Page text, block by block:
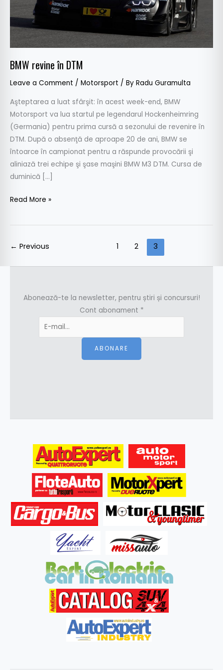
BMW revine în DTM
Leave a Comment / Motorsport / By Radu Guramulta
Aşteptarea a luat sfârşit: în acest week-end, BMW
Motorsport va lua startul pe legendarul Hockenheimring
(Germania) pentru prima cursă a sezonului de revenire în
DTM. După o absenţă de aproape 20 de ani, BMW se
întoarce în campionat pentru a răspunde provocării şi
aliniază trei echipe şi şase maşini BMW M3 DTM. Cursa de
duminică […]
Read More »
← Previous 1 2 3
Abonează-te la newsletter, pentru știri și concursuri!
Cont abonament *
ABONARE